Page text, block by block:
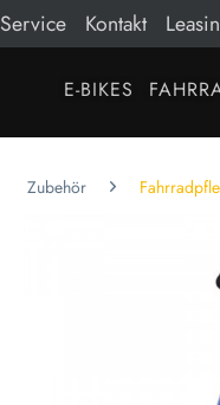
Service Kontakt
E-BIKES
Zubehör